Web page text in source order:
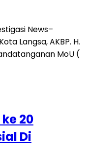
News–
Langsa, AKBP. H.
MoU (
20
Di